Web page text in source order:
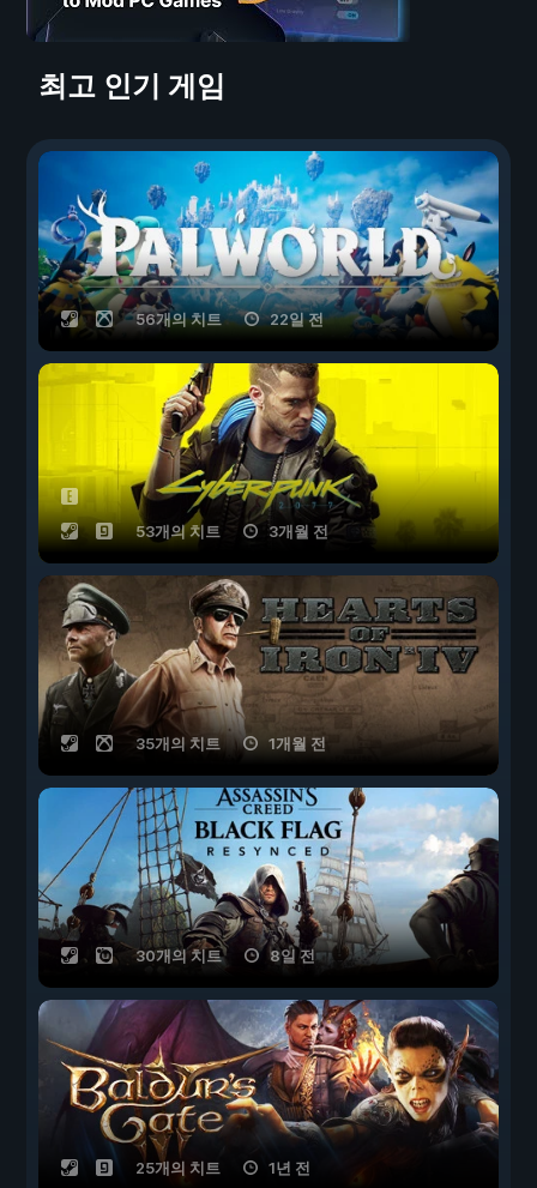
최고 인기 게임
56개의 치트 22일 전
53개의 치트 3개월 전
35개의 치트 1개월 전
30개의 치트 8일 전
25개의 치트 1년 전